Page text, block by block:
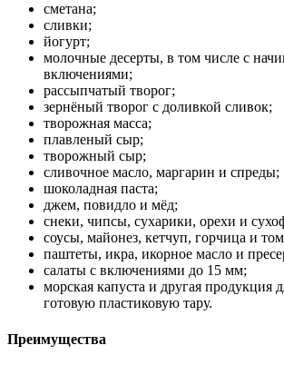
сметана;
сливки;
йогурт;
молочные десерты, в том числе с
включениями;
рассыпчатый творог;
зернёный творог с доливкой сливок;
творожная масса;
плавленый сыр;
творожный сыр;
сливочное масло, маргарин и спреды;
шоколадная паста;
джем, повидло и мёд;
снеки, чипсы, сухарики, орехи и
соусы, майонез, кетчуп, горчица и
паштеты, икра, икорное масло и
салаты с включениями до 15 мм;
морская капуста и другая продукция
готовую пластиковую тару.
Преимущества